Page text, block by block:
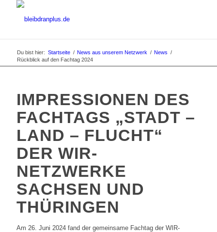
Du bist hier: Startseite / News aus unserem Netzwerk / News /
Rückblick auf den Fachtag 2024
IMPRESSIONEN DES
FACHTAGS „STADT –
LAND – FLUCHT“
DER WIR-
NETZWERKE
SACHSEN UND
THÜRINGEN
Am 26. Juni 2024 fand der gemeinsame Fachtag der WIR-